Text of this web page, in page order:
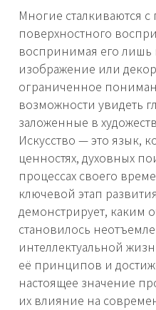
Многие сталкиваются
поверхностного
воспринимая его лишь
изображение или
ограниченное
возможности увидеть
заложенные в
Искусство — это язык,
ценностях, духовных
процессах своего
ключевой этап
демонстрирует, каким
становилось
интеллектуальной
её принципов и
настоящее значение
их влияние на